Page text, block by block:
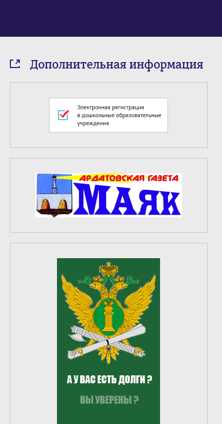
Дополнительная информация